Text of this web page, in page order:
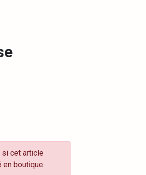
si cet article
en boutique.